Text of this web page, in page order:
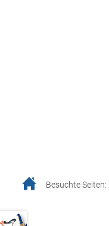
Besuchte Seiten: